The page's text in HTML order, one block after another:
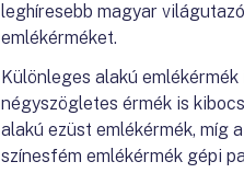
leghíresebb magyar
emlékérméket.
Különleges alakú
négyszögletes érmék is
alakú ezüst emlékérmék, míg
színesfém emlékérmék gépi